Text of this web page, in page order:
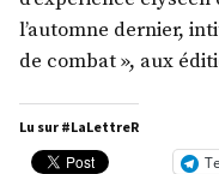
l’automne dernier,
de combat », aux
Lu sur #LaLettreR